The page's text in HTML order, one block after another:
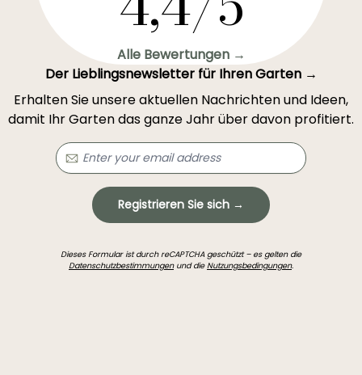
Alle Bewertungen →
Der Lieblingsnewsletter für Ihren Garten →
Erhalten Sie unsere aktuellen Nachrichten und Ideen,
damit Ihr Garten das ganze Jahr über davon profitiert.
Registrieren Sie sich →
Dieses Formular ist durch reCAPTCHA geschützt – es gelten die
Datenschutzbestimmungenund dieNutzungsbedingungen.